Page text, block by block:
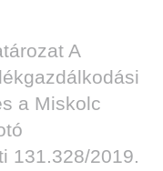
A
a Miskolc
131.328/2019.